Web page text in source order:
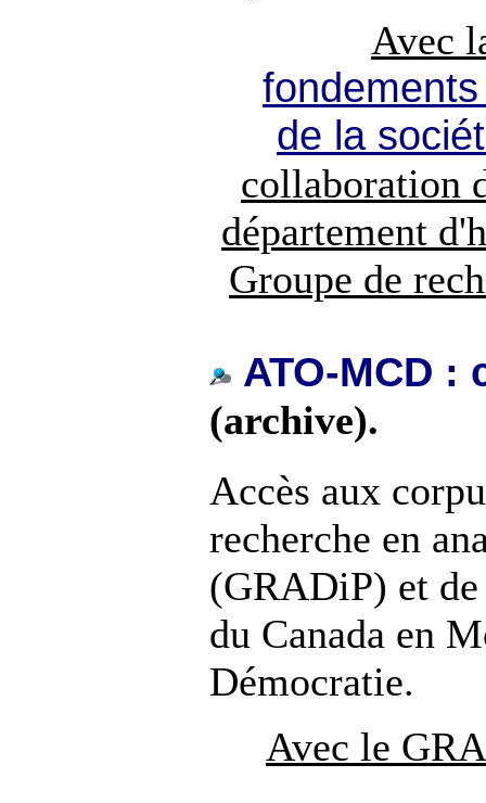
Avec
de la
collaboration
département
Groupe de
ATO-MCD :
(archive).
Accès aux
recherche en
(GRADiP) et de
du Canada en
Démocratie.
Avec le